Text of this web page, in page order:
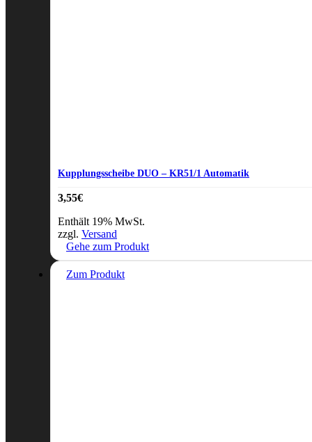
Kupplungsscheibe DUO – KR51/1 Automatik
3,55€
Enthält 19% MwSt.
zzgl. Versand
Gehe zum Produkt
Zum Produkt